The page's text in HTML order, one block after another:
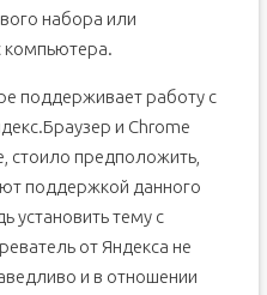
набора или
компьютера.
поддерживает работу с
и Chrome
стоило предположить,
поддержкой данного
установить тему с
от Яндекса не
и в отношении